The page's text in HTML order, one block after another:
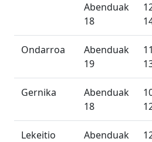
Abenduak
18
Ondarroa
Abenduak
19
Gernika
Abenduak
18
Lekeitio
Abenduak